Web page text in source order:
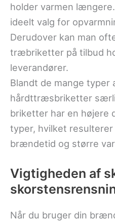
holder varmen
ideelt valg for
Derudover kan man
træbriketter på tilbud
leverandører.
Blandt de mange
hårdttræsbriketter
briketter har en højere
typer, hvilket
brændetid og større
Vigtigheden af
Når du bruger din